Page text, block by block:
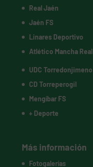
Real Jaén
Jaén FS
Linares Deportivo
Atlético Mancha Real
UDC Torredonjimeno
CD Torreperogil
Mengíbar FS
+ Deporte
Más información
Fotogalerías